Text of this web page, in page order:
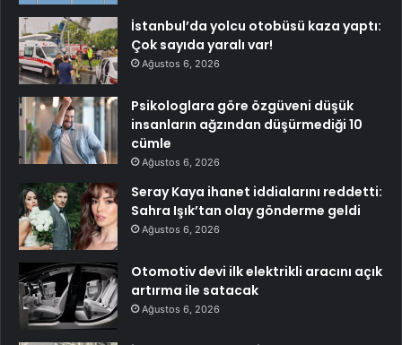
İstanbul’da yolcu otobüsü kaza yaptı:
Çok sayıda yaralı var!
Ağustos 6, 2026
Psikologlara göre özgüveni düşük
insanların ağzından düşürmediği 10
cümle
Ağustos 6, 2026
Seray Kaya ihanet iddialarını reddetti:
Sahra Işık’tan olay gönderme geldi
Ağustos 6, 2026
Otomotiv devi ilk elektrikli aracını açık
artırma ile satacak
Ağustos 6, 2026